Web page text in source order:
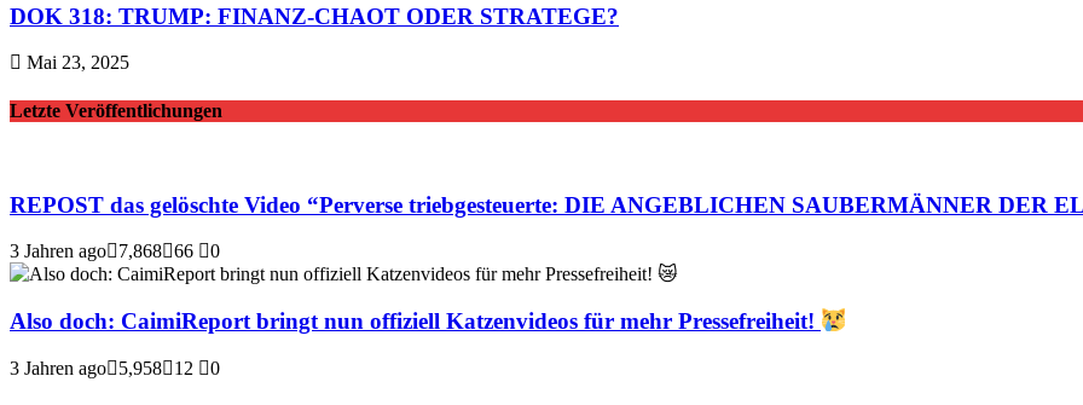
DOK 318: TRUMP: FINANZ-CHAOT ODER STRATEGE?
Mai 23, 2025
Letzte Veröffentlichungen
REPOST das gelöschte Video “Perverse triebgesteuerte: DIE ANGEBLICHEN SAUBERMÄNNER DER
3 Jahren ago 7,868 66 0
Also doch: CaimiReport bringt nun offiziell Katzenvideos für mehr Pressefreiheit!
3 Jahren ago 5,958 12 0